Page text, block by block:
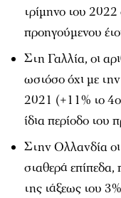
τρίμηνο του 2022
προηγούμενου
Στη Γαλλία, οι
ωστόσο όχι με
2021 (+11% το
ίδια περίοδο του
Στην Ολλανδία οι
σταθερά
της τάξεως του